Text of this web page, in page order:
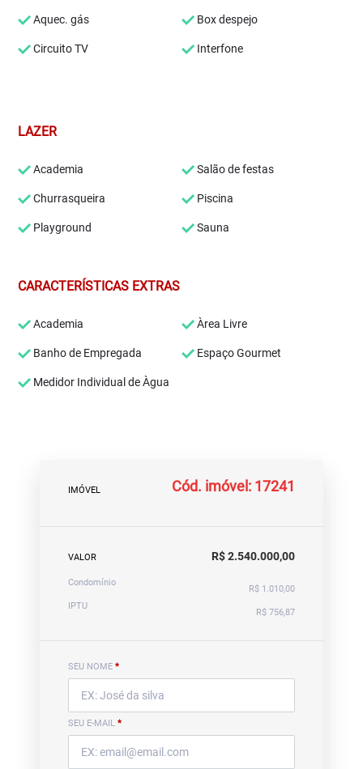
Aquec. gás Box despejo
Circuito TV Interfone
LAZER
Academia Salão de festas
Churrasqueira Piscina
Playground Sauna
CARACTERÍSTICAS EXTRAS
Academia Àrea Livre
Banho de Empregada Espaço Gourmet
Medidor Individual de Àgua
IMÓVEL Cód. imóvel: 17241
VALOR R$ 2.540.000,00
Condomínio
R$ 1.010,00
IPTU
R$ 756,87
SEU NOME *
SEU E-MAIL *